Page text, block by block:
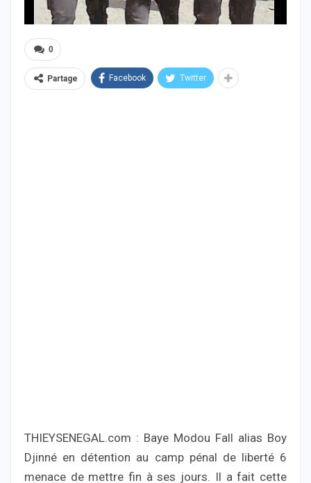
0
Partage Facebook Twitter
THIEYSENEGAL.com : Baye Modou Fall alias Boy
Djinné en détention au camp pénal de liberté 6
menace de mettre fin à ses jours. Il a fait cette